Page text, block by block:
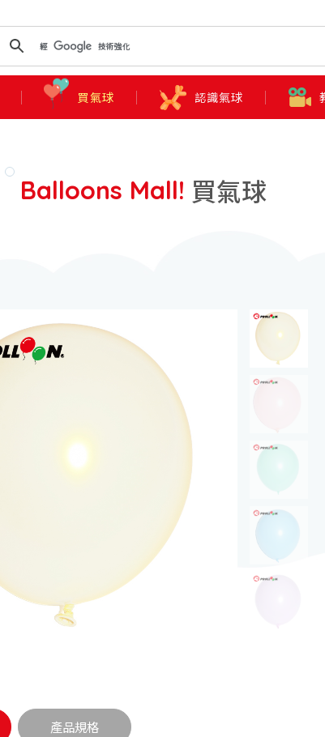
買氣球 認識氣球
Balloons Mall! 買氣球
產品規格